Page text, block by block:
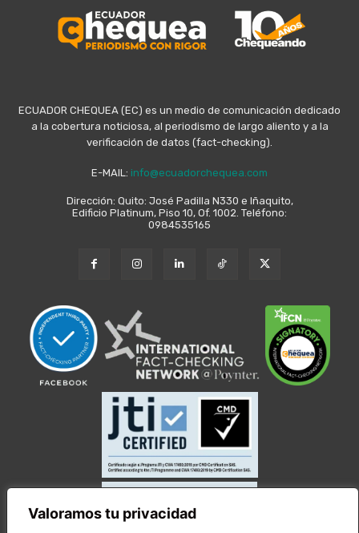
Valoramos tu privacidad
ECUADOR CHEQUEA (EC) es un medio de comunicación dedicado
a la cobertura noticiosa, al periodismo de largo aliento y a la
verificación de datos (fact-checking).
E-MAIL: info@ecuadorchequea.com
Dirección: Quito: José Padilla N330 e Iñaquito,
Edificio Platinum, Piso 10, Of. 1002. Teléfono:
0984535165